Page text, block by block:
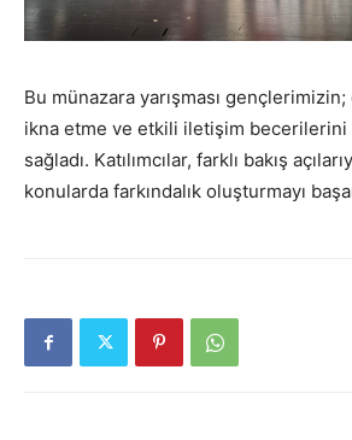
Bu münazara yarışması
ikna etme ve etkili iletişim
sağladı. Katılımcılar, farklı bakış
konularda farkındalık oluşturmayı